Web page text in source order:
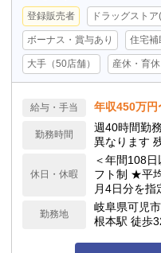
登録販売者 ドラッグスト
ボーナス・賞与あり 住宅補
大手（50店舗） 産休・育休
給与・手当 年収450万円
勤務時間
週40時間勤
異なります
休日・休暇
＜年間108
フト制 ★平
月4日分を指
有給休暇／
休暇制度）★
下部へ記載
勤務地
岐阜県可児市
根本駅 徒歩